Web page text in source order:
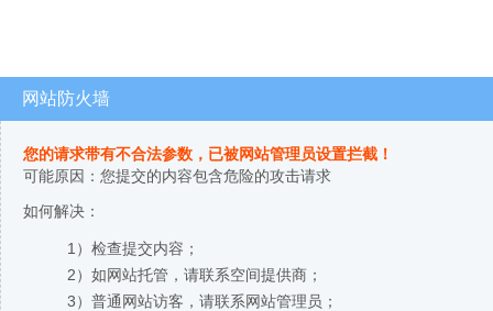
网站防火墙
您的请求带有不合法参数，已被网站管理员设置拦截！
可能原因：您提交的内容包含危险的攻击请求
如何解决：
1）检查提交内容；
2）如网站托管，请联系空间提供商；
3）普通网站访客，请联系网站管理员；